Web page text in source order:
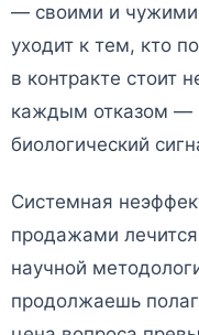
— своими и
уходит к тем, кто
в контракте стоит
каждым отказом —
биологический
Системная
продажами
научной
продолжаешь